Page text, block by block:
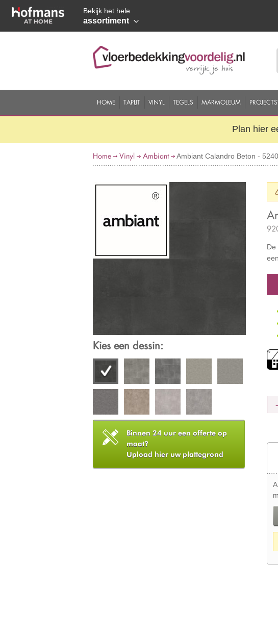
Bekijk het hele
assortiment
HOME TAPIJT VINYL TEGELS MARMOLEUM
Plan hier
Home Vinyl Ambiant Ambiant Calandro Beton -
Kies een dessin:
Binnen 24 uur een offerte op
maat?
Upload hier uw plattegrond
De